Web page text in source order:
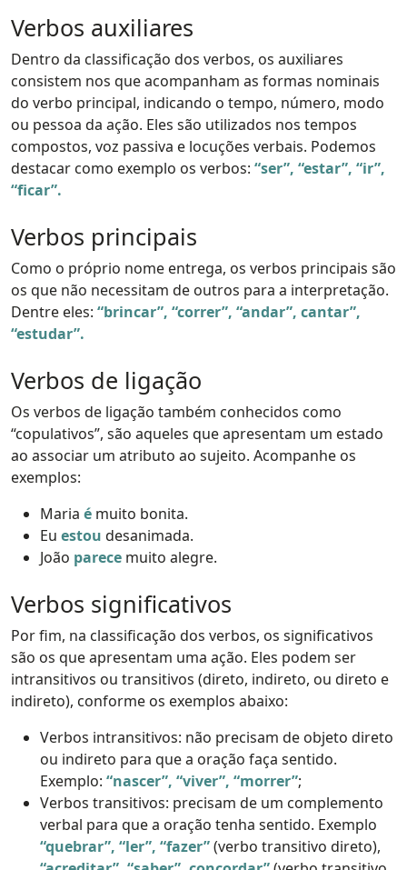
Verbos auxiliares
Dentro da classificação dos verbos, os auxiliares
consistem nos que acompanham as formas nominais
do verbo principal, indicando o tempo, número, modo
ou pessoa da ação. Eles são utilizados nos tempos
compostos, voz passiva e locuções verbais. Podemos
destacar como exemplo os verbos: “ser”, “estar”, “ir”,
“ficar”.
Verbos principais
Como o próprio nome entrega, os verbos principais são
os que não necessitam de outros para a interpretação.
Dentre eles: “brincar”, “correr”, “andar”, cantar”,
“estudar”.
Verbos de ligação
Os verbos de ligação também conhecidos como
“copulativos”, são aqueles que apresentam um estado
ao associar um atributo ao sujeito. Acompanhe os
exemplos:
Maria é muito bonita.
Eu estou desanimada.
João parece muito alegre.
Verbos significativos
Por fim, na classificação dos verbos, os significativos
são os que apresentam uma ação. Eles podem ser
intransitivos ou transitivos (direto, indireto, ou direto e
indireto), conforme os exemplos abaixo:
Verbos intransitivos: não precisam de objeto direto
ou indireto para que a oração faça sentido.
Exemplo: “nascer”, “viver”, “morrer”;
Verbos transitivos: precisam de um complemento
verbal para que a oração tenha sentido. Exemplo
“quebrar”, “ler”, “fazer”(verbo transitivo direto),